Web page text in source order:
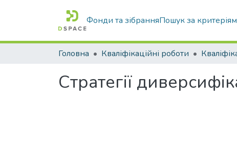
Фонди та зібранняПошук за
Головна Кваліфікаційні роботи
Стратегії